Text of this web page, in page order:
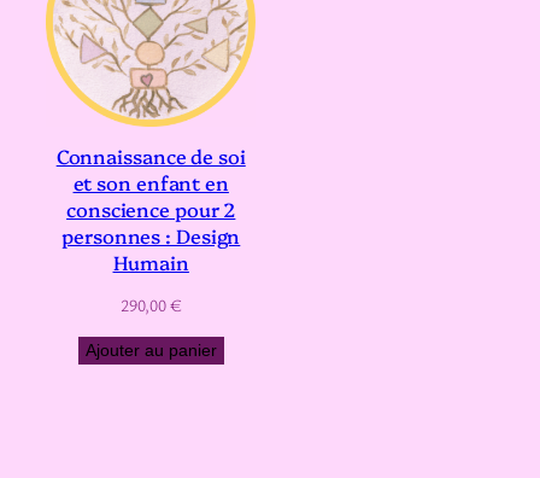
Connaissance de soi
et son enfant en
conscience pour 2
personnes : Design
Humain
290,00€
Ajouter au panier